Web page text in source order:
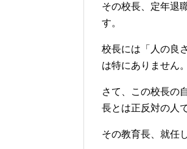
その校長、定年退
す。
校長には「人の良
は特にありません。
さて、この校長の
長とは正反対の人
その教育長、就任